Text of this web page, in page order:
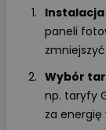
paneli
Wybór
np. taryfy
za